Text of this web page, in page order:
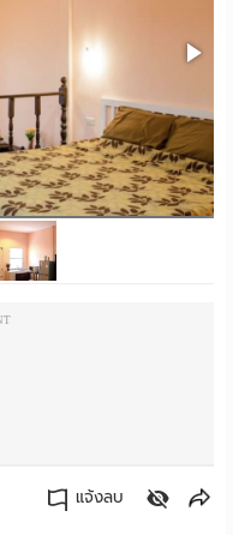
แจ้งลบ